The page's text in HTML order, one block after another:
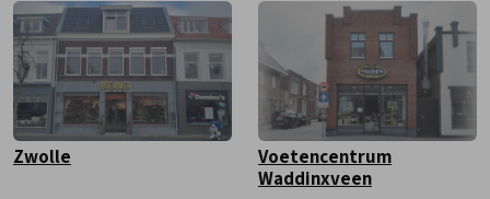
Zaterdag
9:00 - 17:00
Zwolle
Voetencentrum
Waddinxveen